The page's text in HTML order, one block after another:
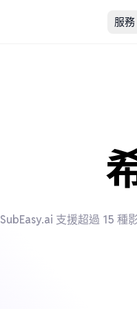
服務
SubEasy.ai 支援超過 15 種